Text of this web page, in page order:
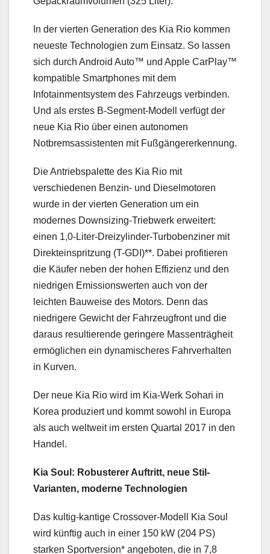
In der vierten Generation des Kia Rio kommen
neueste Technologien zum Einsatz. So lassen
sich durch Android Auto™ und Apple CarPlay™
kompatible Smartphones mit dem
Infotainmentsystem des Fahrzeugs verbinden.
Und als erstes B-Segment-Modell verfügt der
neue Kia Rio über einen autonomen
Notbremsassistenten mit Fußgängererkennung.
Die Antriebspalette des Kia Rio mit
verschiedenen Benzin- und Dieselmotoren
wurde in der vierten Generation um ein
modernes Downsizing-Triebwerk erweitert:
einen 1,0-Liter-Dreizylinder-Turbobenziner mit
Direkteinspritzung (T-GDI)**. Dabei profitieren
die Käufer neben der hohen Effizienz und den
niedrigen Emissionswerten auch von der
leichten Bauweise des Motors. Denn das
niedrigere Gewicht der Fahrzeugfront und die
daraus resultierende geringere Massenträgheit
ermöglichen ein dynamischeres Fahrverhalten
in Kurven.
Der neue Kia Rio wird im Kia-Werk Sohari in
Korea produziert und kommt sowohl in Europa
als auch weltweit im ersten Quartal 2017 in den
Handel.
Kia Soul: Robusterer Auftritt, neue Stil-
Varianten, moderne Technologien
Das kultig-kantige Crossover-Modell Kia Soul
wird künftig auch in einer 150 kW (204 PS)
starken Sportversion* angeboten, die in 7,8